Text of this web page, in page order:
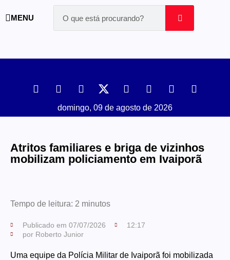
MENU
domingo, 09 de agosto de 2026
Atritos familiares e briga de vizinhos
mobilizam policiamento em Ivaiporã
Tempo de leitura: 2 minutos
Publicado em 07/07/2026
12:17
por Roberto Junior
Uma equipe da Polícia Militar de Ivaiporã foi mobilizada